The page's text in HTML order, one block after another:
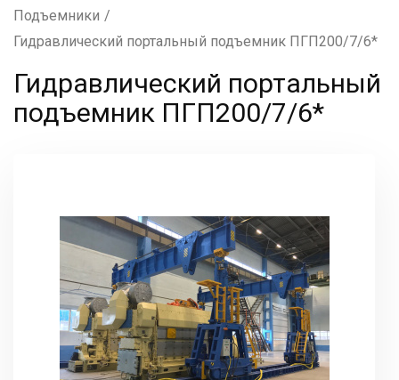
Подъемники /
Гидравлический портальный подъемник ПГП200/7/6*
Гидравлический портальный
подъемник ПГП200/7/6*